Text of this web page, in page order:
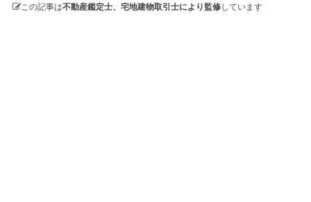
この記事は不動産鑑定士、宅地建物取引士により監修しています